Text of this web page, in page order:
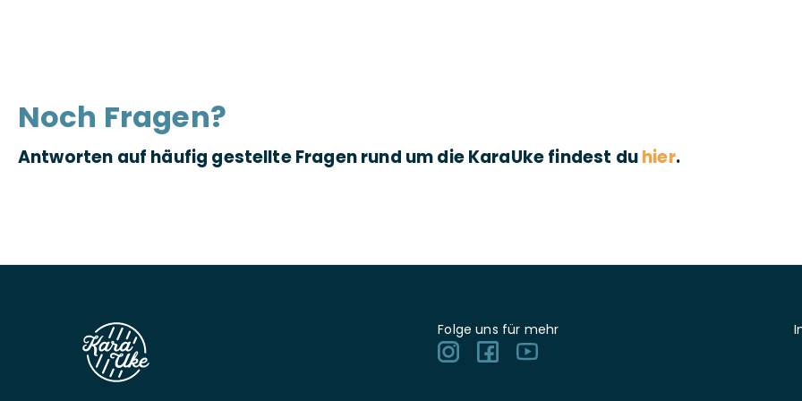
Noch Fragen?
Antworten auf häufig gestellte Fragen rund um die KaraUke findest duhier.
Folge uns für mehr